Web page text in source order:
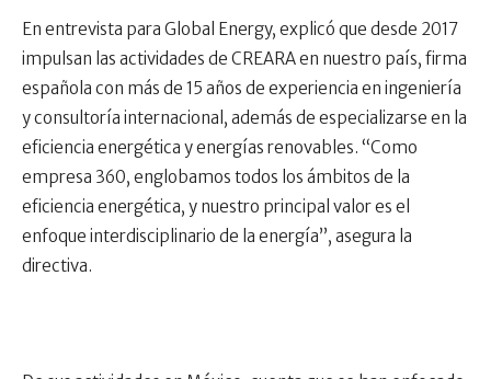
En entrevista para Global Energy, explicó que desde 2017
impulsan las actividades de CREARA en nuestro país, firma
española con más de 15 años de experiencia en ingeniería
y consultoría internacional, además de especializarse en la
eficiencia energética y energías renovables. “Como
empresa 360, englobamos todos los ámbitos de la
eficiencia energética, y nuestro principal valor es el
enfoque interdisciplinario de la energía”, asegura la
directiva.